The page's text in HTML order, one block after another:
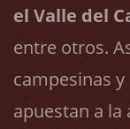
el Valle del
entre otros.
campesinas
apuestan a